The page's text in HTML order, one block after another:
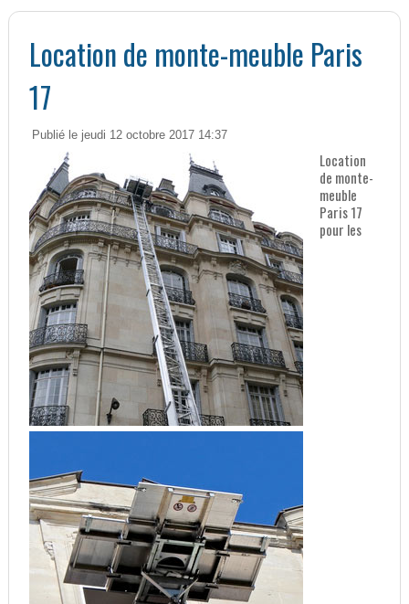
Location de monte-meuble Paris
17
Publié le jeudi 12 octobre 2017 14:37
Location
de monte-
meuble
Paris 17
pour les